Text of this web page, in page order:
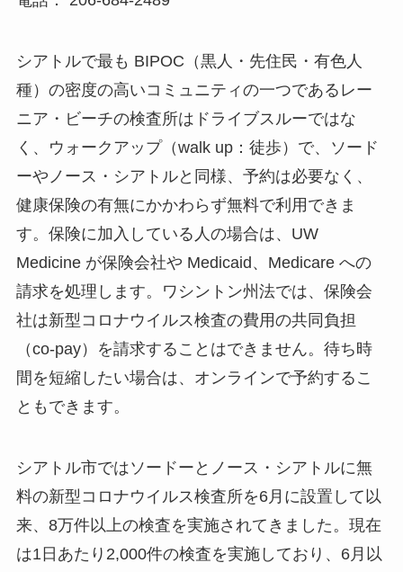
シアトルで最も BIPOC（黒人・先住民・有色人
種）の密度の高いコミュニティの一つであるレー
ニア・ビーチの検査所はドライブスルーではな
く、ウォークアップ（walk up：徒歩）で、ソード
ーやノース・シアトルと同様、予約は必要なく、
健康保険の有無にかかわらず無料で利用できま
す。保険に加入している人の場合は、UW
Medicine が保険会社や Medicaid、Medicare への
請求を処理します。ワシントン州法では、保険会
社は新型コロナウイルス検査の費用の共同負担
（co-pay）を請求することはできません。待ち時
間を短縮したい場合は、オンラインで予約するこ
ともできます。
シアトル市ではソードーとノース・シアトルに無
料の新型コロナウイルス検査所を6月に設置して以
来、8万件以上の検査を実施されてきました。現在
は1日あたり2,000件の検査を実施しており、6月以